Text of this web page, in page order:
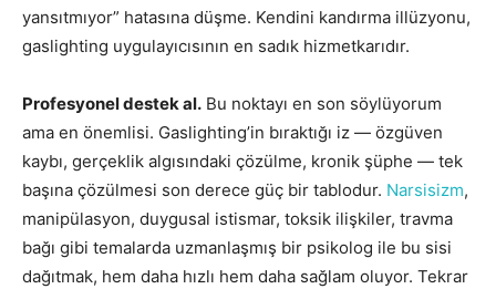
yansıtmıyor” hatasına düşme. Kendini kandırma illüzyonu,
gaslighting uygulayıcısının en sadık hizmetkarıdır.
Profesyonel destek al. Bu noktayı en son söylüyorum
ama en önemlisi. Gaslighting’in bıraktığı iz — özgüven
kaybı, gerçeklik algısındaki çözülme, kronik şüphe — tek
başına çözülmesi son derece güç bir tablodur. Narsisizm,
manipülasyon, duygusal istismar, toksik ilişkiler, travma
bağı gibi temalarda uzmanlaşmış bir psikolog ile bu sisi
dağıtmak, hem daha hızlı hem daha sağlam oluyor. Tekrar